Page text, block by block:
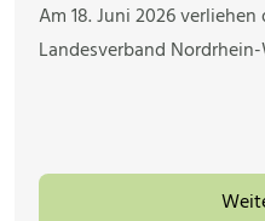
Am 18. Juni 2026
Landesverband